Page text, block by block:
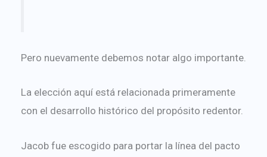
Pero nuevamente debemos notar algo importante.
La elección aquí está relacionada primeramente
con el desarrollo histórico del propósito redentor.
Jacob fue escogido para portar la línea del pacto